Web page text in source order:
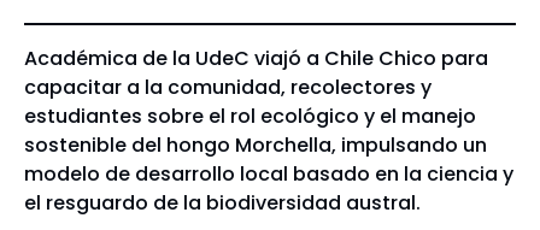
Académica de la UdeC viajó a Chile Chico para
capacitar a la comunidad, recolectores y
estudiantes sobre el rol ecológico y el manejo
sostenible del hongo Morchella, impulsando un
modelo de desarrollo local basado en la ciencia y
el resguardo de la biodiversidad austral.